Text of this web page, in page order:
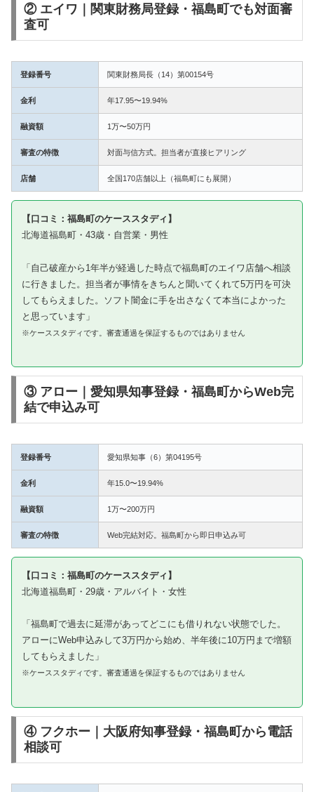
② エイワ｜関東財務局登録・福島町でも対面審
査可
登録番号 関東財務局長（14）第00154号
金利 年17.95〜19.94%
融資額 1万〜50万円
審査の特徴 対面与信方式。担当者が直接ヒアリング
店舗 全国170店舗以上（福島町にも展開）
【口コミ：福島町のケーススタディ】
北海道福島町・43歳・自営業・男性
「自己破産から1年半が経過した時点で福島町のエイワ店舗へ相談
に行きました。担当者が事情をきちんと聞いてくれて5万円を可決
してもらえました。ソフト闇金に手を出さなくて本当によかった
と思っています」
※ケーススタディです。審査通過を保証するものではありません
③ アロー｜愛知県知事登録・福島町からWeb完
結で申込み可
登録番号 愛知県知事（6）第04195号
金利 年15.0〜19.94%
融資額 1万〜200万円
審査の特徴 Web完結対応。福島町から即日申込み可
【口コミ：福島町のケーススタディ】
北海道福島町・29歳・アルバイト・女性
「福島町で過去に延滞があってどこにも借りれない状態でした。
アローにWeb申込みして3万円から始め、半年後に10万円まで増額
してもらえました」
※ケーススタディです。審査通過を保証するものではありません
④ フクホー｜大阪府知事登録・福島町から電話
相談可